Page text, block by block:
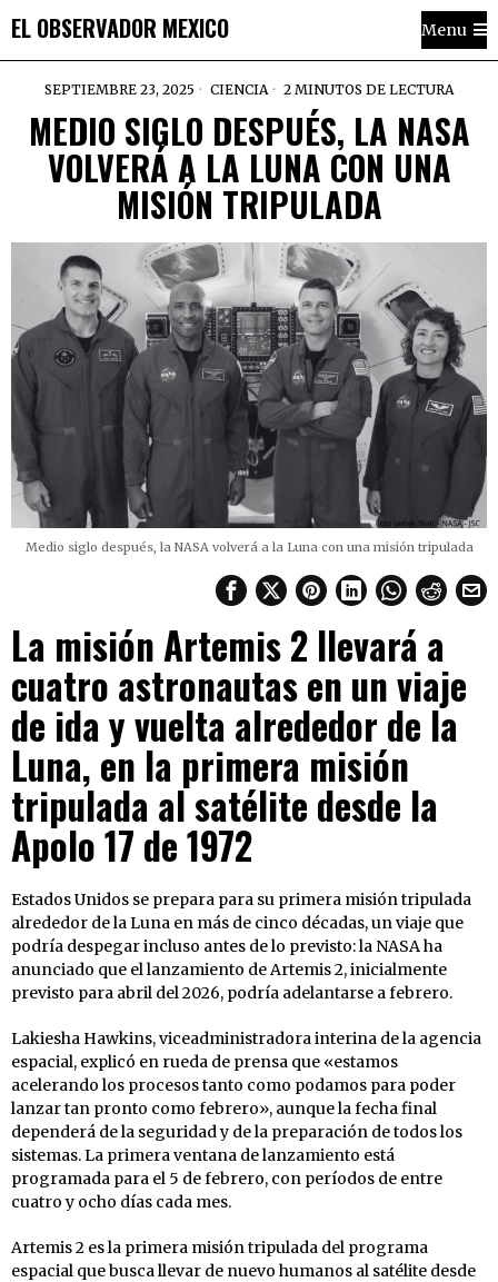
EL OBSERVADOR MEXICO Menu
SEPTIEMBRE 23, 2025 CIENCIA 2 MINUTOS DE LECTURA
MEDIO SIGLO DESPUÉS, LA NASA
VOLVERÁ A LA LUNA CON UNA
MISIÓN TRIPULADA
Medio siglo después, la NASA volverá a la Luna con una misión tripulada
La misión Artemis 2 llevará a
cuatro astronautas en un viaje
de ida y vuelta alrededor de la
Luna, en la primera misión
tripulada al satélite desde la
Apolo 17 de 1972
Estados Unidos se prepara para su primera misión tripulada
alrededor de la Luna en más de cinco décadas, un viaje que
podría despegar incluso antes de lo previsto: la NASA ha
anunciado que el lanzamiento de Artemis 2, inicialmente
previsto para abril del 2026, podría adelantarse a febrero.
Lakiesha Hawkins, viceadministradora interina de la agencia
espacial, explicó en rueda de prensa que «estamos
acelerando los procesos tanto como podamos para poder
lanzar tan pronto como febrero», aunque la fecha final
dependerá de la seguridad y de la preparación de todos los
sistemas. La primera ventana de lanzamiento está
programada para el 5 de febrero, con períodos de entre
cuatro y ocho días cada mes.
Artemis 2 es la primera misión tripulada del programa
espacial que busca llevar de nuevo humanos al satélite desde